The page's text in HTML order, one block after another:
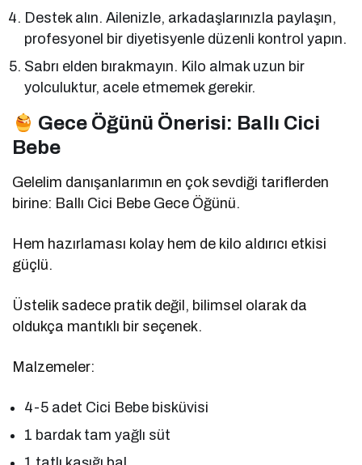
Destek alın. Ailenizle, arkadaşlarınızla paylaşın,
profesyonel bir diyetisyenle düzenli kontrol yapın.
Sabrı elden bırakmayın. Kilo almak uzun bir
yolculuktur, acele etmemek gerekir.
Gece Öğünü Önerisi: Ballı Cici
Bebe
Gelelim danışanlarımın en çok sevdiği tariflerden
birine: Ballı Cici Bebe Gece Öğünü.
Hem hazırlaması kolay hem de kilo aldırıcı etkisi
güçlü.
Üstelik sadece pratik değil, bilimsel olarak da
oldukça mantıklı bir seçenek.
Malzemeler:
4-5 adet Cici Bebe bisküvisi
1 bardak tam yağlı süt